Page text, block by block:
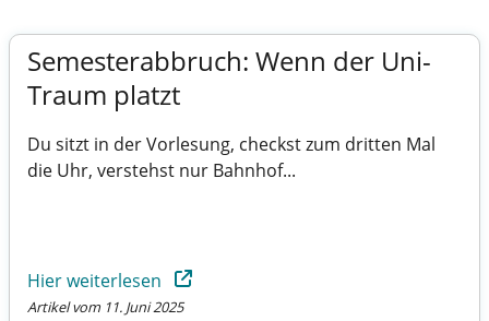
Semesterabbruch: Wenn der Uni-
Traum platzt
Du sitzt in der Vorlesung, checkst zum dritten Mal
die Uhr, verstehst nur Bahnhof...
Hier weiterlesen
Artikel vom 11. Juni 2025